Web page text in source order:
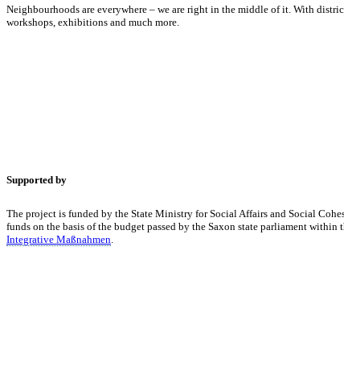
Neighbourhoods are everywhere – we are right in the middle of it. With
workshops, exhibitions and much more.
Supported by
The project is funded by the State Ministry for Social Affairs and Social
funds on the basis of the budget passed by the Saxon state parliament within
Integrative Maßnahmen.